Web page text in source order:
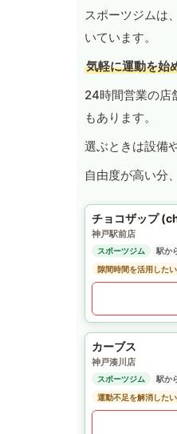
スポーツジムは、
いています。
気軽に運動を始
24時間営業の店
もあります。
選ぶときは設備
自由度が高い分
チョコザップ
神戸駅前店
スポーツジム
駅か
隙間時間を活用した
カーブス
神戸湊川店
スポーツジム
駅か
運動不足を解消した